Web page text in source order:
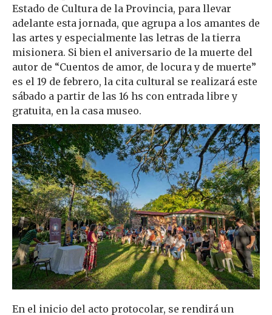
Estado de Cultura de la Provincia, para llevar
adelante esta jornada, que agrupa a los amantes de
las artes y especialmente las letras de la tierra
misionera. Si bien el aniversario de la muerte del
autor de “Cuentos de amor, de locura y de muerte”
es el 19 de febrero, la cita cultural se realizará este
sábado a partir de las 16 hs con entrada libre y
gratuita, en la casa museo.
En el inicio del acto protocolar, se rendirá un